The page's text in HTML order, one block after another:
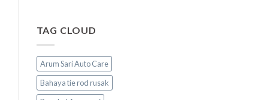
TAG CLOUD
Arum Sari Auto Care
Bahaya tie rod rusak